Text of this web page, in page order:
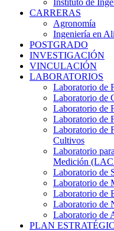
Instituto de
CARRERAS
Agronomía
Ingeniería en
POSTGRADO
INVESTIGACIÓN
VINCULACIÓN
LABORATORIOS
Laboratorio de
Laboratorio de
Laboratorio de
Laboratorio de
Laboratorio de
Cultivos
Laboratorio
Medición
Laboratorio de
Laboratorio de
Laboratorio de
Laboratorio de
Laboratorio de
PLAN